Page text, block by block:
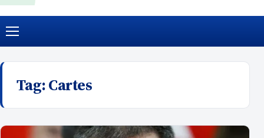
Menu
Tag:Cartes